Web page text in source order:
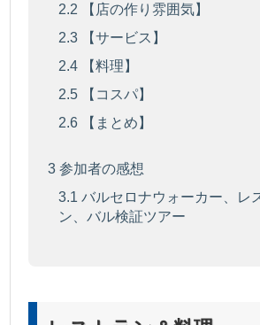
2.2 【店の作り雰囲気】
2.3 【サービス】
2.4 【料理】
2.5 【コスパ】
2.6 【まとめ】
3 参加者の感想
3.1 バルセロナウォーカー、レ
ン、バル検証ツアー